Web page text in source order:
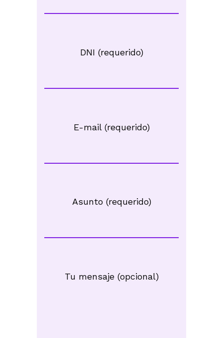
DNI (requerido)
E-mail (requerido)
Asunto (requerido)
Tu mensaje (opcional)